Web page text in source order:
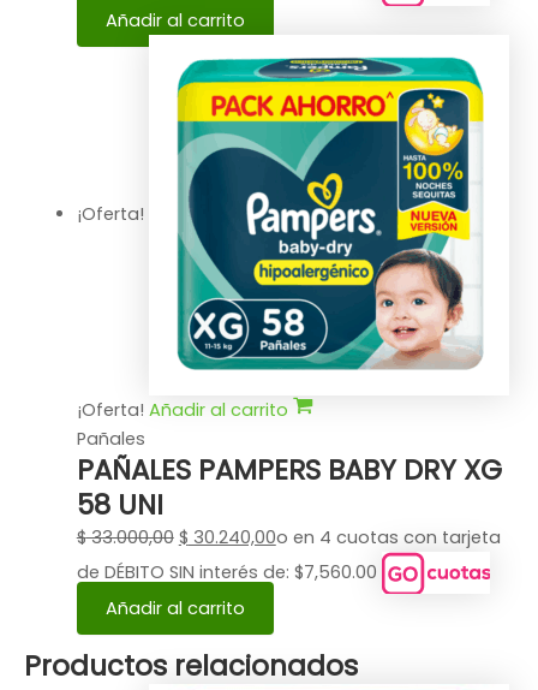
Añadir al carrito
¡Oferta!
¡Oferta! Añadir al carrito
Pañales
PAÑALES PAMPERS BABY DRY XG
58 UNI
$33.000,00 $ 30.240,00o en 4 cuotas con tarjeta
de DÉBITO SIN interés de: $7,560.00
Añadir al carrito
Productos relacionados